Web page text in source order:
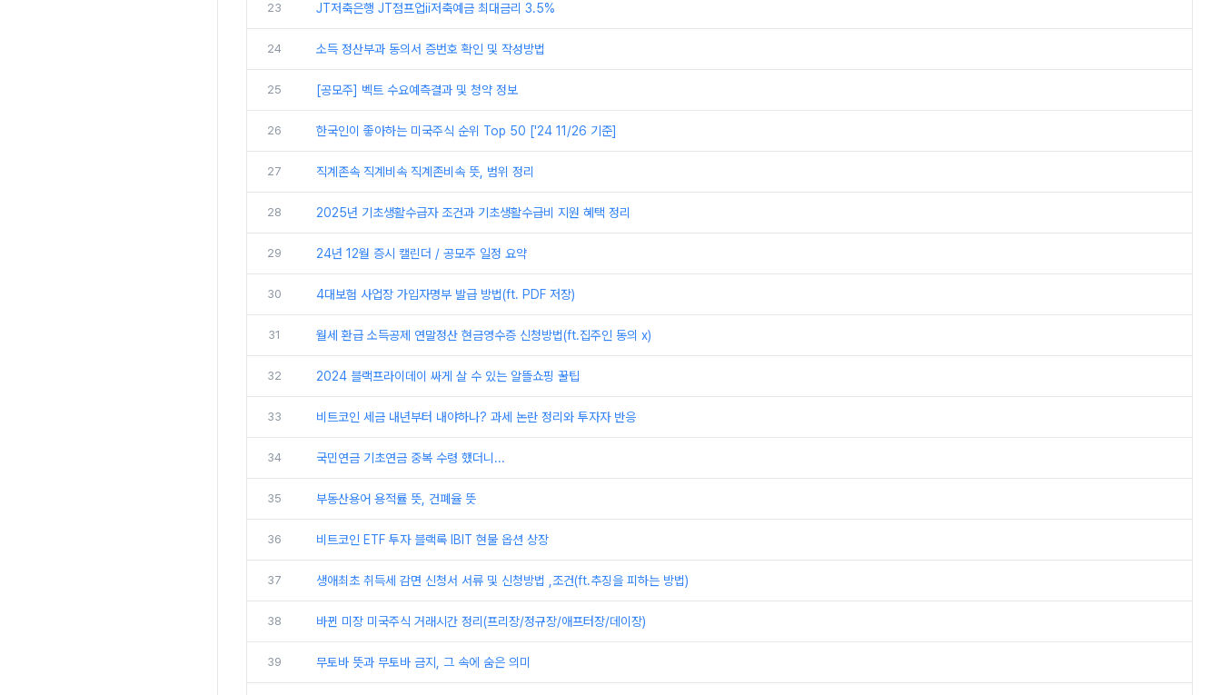
23 JT저축은행 JT점프업ii저축예금 최대금리 3.5%
24 소득 정산부과 동의서 증번호 확인 및 작성방법
25 [공모주] 벡트 수요예측결과 및 청약 정보
26 한국인이 좋아하는 미국주식 순위 Top 50 ['24 11/26 기준]
27 직계존속 직계비속 직계존비속 뜻, 범위 정리
28 2025년 기초생활수급자 조건과 기초생활수급비 지원 혜택 정리
29 24년 12월 증시 캘린더 / 공모주 일정 요약
30 4대보험 사업장 가입자명부 발급 방법(ft. PDF 저장)
31 월세 환급 소득공제 연말정산 현금영수증 신청방법(ft.집주인 동의 x)
32 2024 블랙프라이데이 싸게 살 수 있는 알뜰쇼핑 꿀팁
33 비트코인 세금 내년부터 내야하나? 과세 논란 정리와 투자자 반응
34 국민연금 기초연금 중복 수령 했더니...
35 부동산용어 용적률 뜻, 건폐율 뜻
36 비트코인 ETF 투자 블랙록 IBIT 현물 옵션 상장
37 생애최초 취득세 감면 신청서 서류 및 신청방법 ,조건(ft.추징을 피하는 방법)
38 바뀐 미장 미국주식 거래시간 정리(프리장/정규장/애프터장/데이장)
39 무토바 뜻과 무토바 금지, 그 속에 숨은 의미